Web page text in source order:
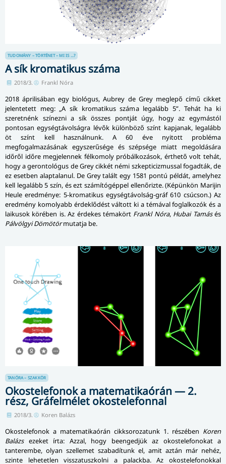
TUDOMÁNY – TÖRTÉNET – MI IS ...?
A sík kromatikus száma
2018/3. Frankl Nóra
2018 áprilisában egy biológus, Aubrey de Grey meglepő című cikket
jelentetett meg: „A sík kromatikus száma legalább 5”. Tehát ha ki
szeretnénk színezni a sík összes pontját úgy, hogy az egymástól
pontosan egységtávolságra lévők különböző színt kapjanak, legalább
öt színt kell használnunk. A 60 éve nyitott probléma
megfogalmazásának egyszerűsége és szépsége miatt megoldására
időről időre megjelennek félkomoly próbálkozások, érthető volt tehát,
hogy a gerontológus de Grey cikkét némi szkepticizmussal fogadták, de
ez esetben alaptalanul. De Grey talált egy 1581 pontú példát, amelyhez
kell legalább 5 szín, és ezt számítógéppel ellenőrizte. (Képünkön Marijin
Heule eredménye: 5-kromatikus egységtávolság-gráf 610 csúcson.) Az
eredmény komolyabb érdeklődést váltott ki a témával foglalkozók és a
laikusok körében is. Az érdekes témakört Frankl Nóra, Hubai Tamásés
Pálvölgyi Dömötörmutatja be.
TANÓRA – SZAKKÖR
Okostelefonok a matematikaórán — 2.
rész, Gráfelmélet okostelefonnal
2018/3. Koren Balázs
Okostelefonok a ma­te­ma­ti­ka­órán cikksorozatunk 1. részében Koren
Balázsezeket írta: Azzal, hogy beengedjük az okostelefonokat a
tanterembe, olyan szellemet szabadítunk el, amit aztán már nehéz,
szinte lehetetlen visszatuszkolni a palackba. Az okos­te­le­fo­nok­kal